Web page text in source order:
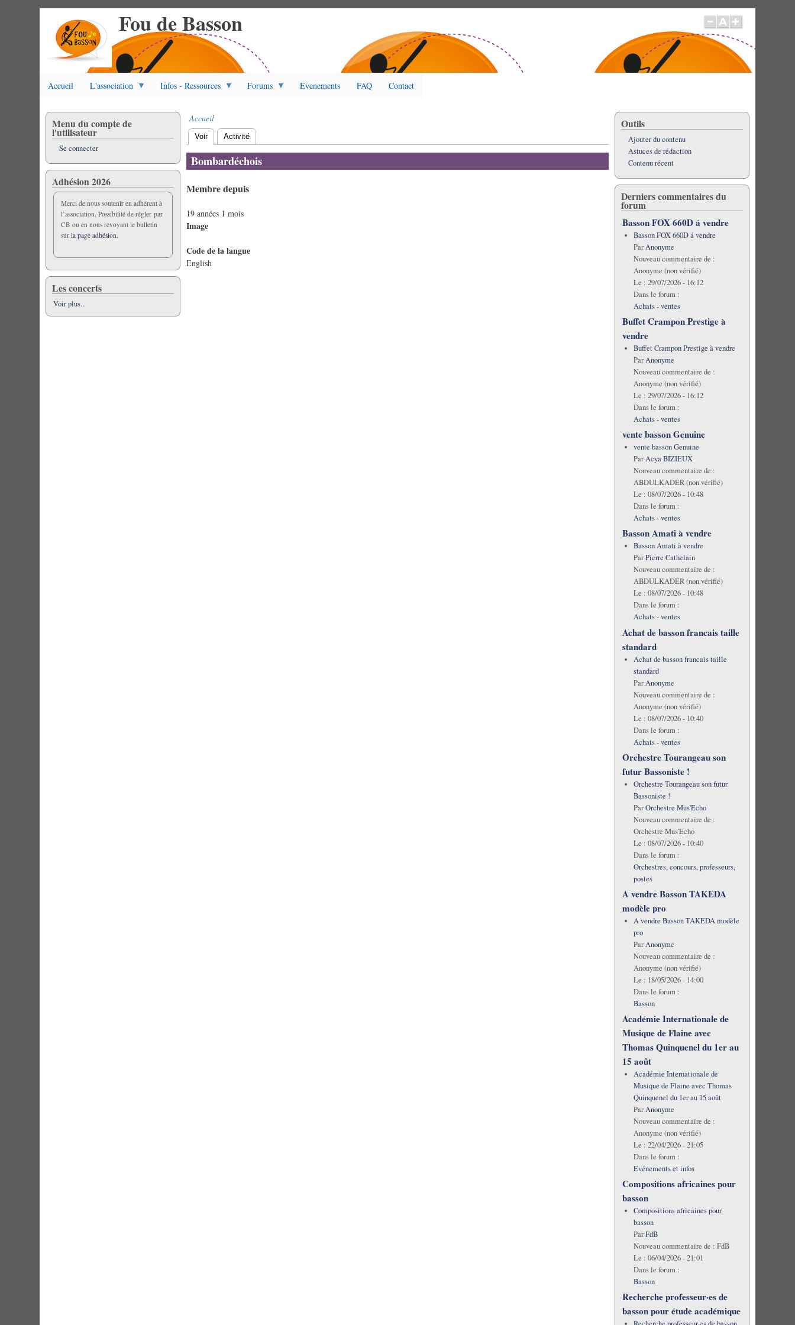
Fou de Basson
Accueil L'association Infos - Ressources Forums Evenements FAQ Contact
Fil
d'Ariane
Accueil
Onglets
principaux
Voir(onglet actif)
Activité
Bombardéchois
Membre depuis
19 années 1 mois
Image
Code de la langue
English
Menu du compte de
l'utilisateur
Se connecter
Adhésion 2026
Merci de nous soutenir en adhérent à
l’association. Possibilité de régler par
CB ou en nous revoyant le bulletin
surla page adhésion.
Les concerts
Voir plus...
Outils
Ajouter du contenu
Astuces de rédaction
Contenu récent
Derniers commentaires du
forum
Basson FOX 660D á vendre
Basson FOX 660D á vendre
ParAnonyme
Nouveau commentaire de :
Anonyme (non vérifié)
Le : 29/07/2026 - 16:12
Dans le forum :
Achats - ventes
Buffet Crampon Prestige à
vendre
Buffet Crampon Prestige à vendre
ParAnonyme
Nouveau commentaire de :
Anonyme (non vérifié)
Le : 29/07/2026 - 16:12
Dans le forum :
Achats - ventes
vente basson Genuine
vente basson Genuine
ParAcya BIZIEUX
Nouveau commentaire de :
ABDULKADER (non vérifié)
Le : 08/07/2026 - 10:48
Dans le forum :
Achats - ventes
Basson Amati à vendre
Basson Amati à vendre
ParPierre Cathelain
Nouveau commentaire de :
ABDULKADER (non vérifié)
Le : 08/07/2026 - 10:48
Dans le forum :
Achats - ventes
Achat de basson francais taille
standard
Achat de basson francais taille
standard
ParAnonyme
Nouveau commentaire de :
Anonyme (non vérifié)
Le : 08/07/2026 - 10:40
Dans le forum :
Achats - ventes
Orchestre Tourangeau son
futur Bassoniste !
Orchestre Tourangeau son futur
Bassoniste !
ParOrchestre Mus'Echo
Nouveau commentaire de :
Orchestre Mus'Echo
Le : 08/07/2026 - 10:40
Dans le forum :
Orchestres, concours, professeurs,
postes
A vendre Basson TAKEDA
modèle pro
A vendre Basson TAKEDA modèle
pro
ParAnonyme
Nouveau commentaire de :
Anonyme (non vérifié)
Le : 18/05/2026 - 14:00
Dans le forum :
Basson
Académie Internationale de
Musique de Flaine avec
Thomas Quinquenel du 1er au
15 août
Académie Internationale de
Musique de Flaine avec Thomas
Quinquenel du 1er au 15 août
ParAnonyme
Nouveau commentaire de :
Anonyme (non vérifié)
Le : 22/04/2026 - 21:05
Dans le forum :
Evénements et infos
Compositions africaines pour
basson
Compositions africaines pour
basson
ParFdB
Nouveau commentaire de : FdB
Le : 06/04/2026 - 21:01
Dans le forum :
Basson
Recherche professeur·es de
basson pour étude académique